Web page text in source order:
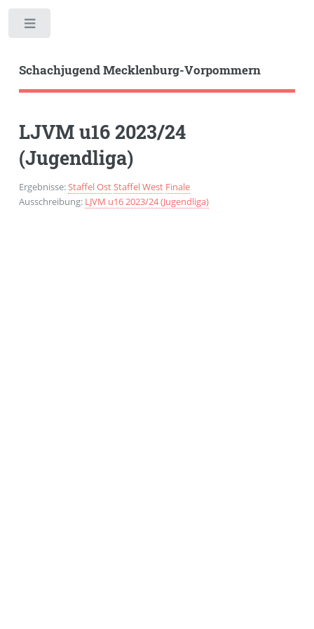
Schachjugend Mecklenburg-Vorpommern
LJVM u16 2023/24
(Jugendliga)
Ergebnisse:Staffel OstStaffel West Finale
Ausschreibung: LJVM u16 2023/24 (Jugendliga)